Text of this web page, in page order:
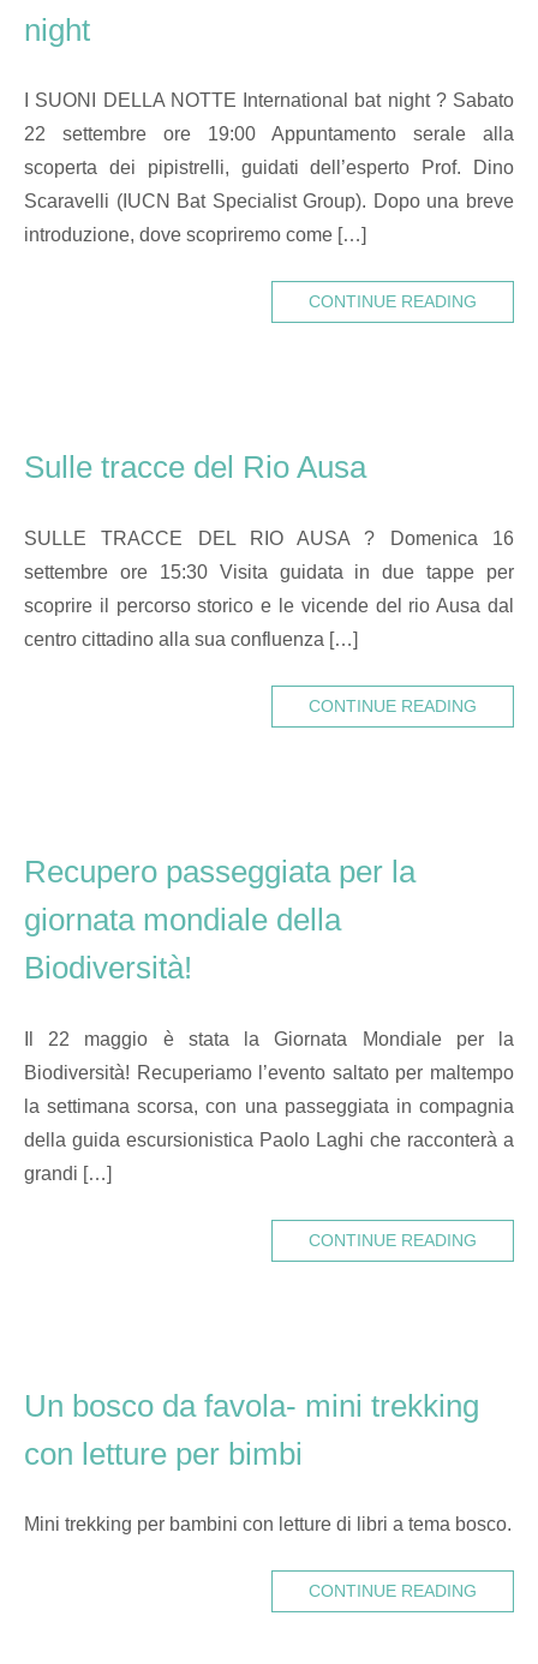
night
I SUONI DELLA NOTTE International bat night ? Sabato
22 settembre ore 19:00 Appuntamento serale alla
scoperta dei pipistrelli, guidati dell’esperto Prof. Dino
Scaravelli (IUCN Bat Specialist Group). Dopo una breve
introduzione, dove scopriremo come […]
CONTINUE READING
Sulle tracce del Rio Ausa
SULLE TRACCE DEL RIO AUSA ? Domenica 16
settembre ore 15:30 Visita guidata in due tappe per
scoprire il percorso storico e le vicende del rio Ausa dal
centro cittadino alla sua confluenza […]
CONTINUE READING
Recupero passeggiata per la
giornata mondiale della
Biodiversità!
Il 22 maggio è stata la Giornata Mondiale per la
Biodiversità! Recuperiamo l’evento saltato per maltempo
la settimana scorsa, con una passeggiata in compagnia
della guida escursionistica Paolo Laghi che racconterà a
grandi […]
CONTINUE READING
Un bosco da favola- mini trekking
con letture per bimbi
Mini trekking per bambini con letture di libri a tema bosco.
CONTINUE READING